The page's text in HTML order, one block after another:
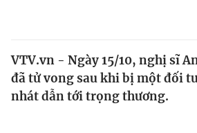
Thế giới
VTV.vn - Ngày 15/10, nghị sĩ
đã tử vong sau khi bị một đối
nhát dẫn tới trọng thương.